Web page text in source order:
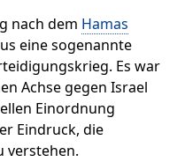
nach dem Hamas
eine sogenannte
Es war
Achse gegen Israel
Einordnung
Eindruck, die
verstehen.